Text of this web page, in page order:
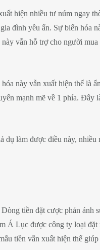
hiện nhiều tư núm ngay
đình yêu ẩn. Sự biến hóa
vẫn hỗ trợ cho người mua
này vẫn xuất hiện thể là
mạnh mẽ về 1 phía. Đây
làm được điều này, nhiều
tiền đặt cược phản ánh
Á Lục được công ty loại
tiền vẫn xuất hiện thể